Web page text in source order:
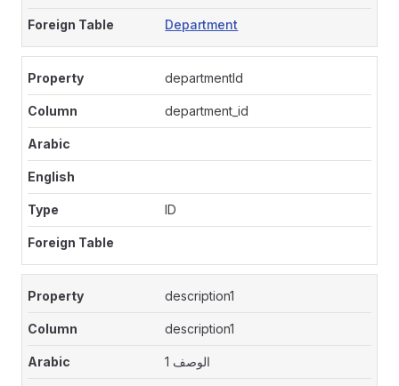
Department
departmentId
department_id
ID
description1
description1
الوصف 1